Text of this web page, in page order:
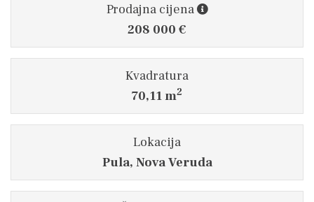
Prodajna cijena
208 000 €
Kvadratura
70,11 m2
Lokacija
Pula, Nova Veruda